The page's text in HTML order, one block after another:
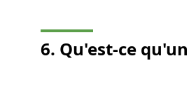
6. Qu'est-ce